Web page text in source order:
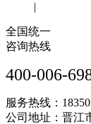
|
全国统一
咨询热线
400-006-
服务热线：
公司地址：晋江